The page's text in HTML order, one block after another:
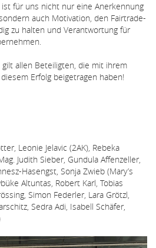
für uns nicht nur eine Anerkennung
auch Motivation, den Fairtrade-
zu halten und Verantwortung für
allen Beteiligten, die mit ihrem
Erfolg beigetragen haben!
Leonie Jelavic (2AK), Rebeka
Judith Sieber, Gundula Affenzeller,
Hasengst, Sonja Zwieb (Mary’s
Altuntas, Robert Karl, Tobias
Simon Federler, Lara Grötzl,
Sedra Adi, Isabell Schäfer,